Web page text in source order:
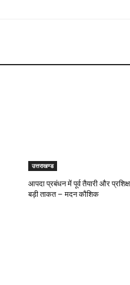
उत्तराखण्ड
आपदा प्रबंधन में पूर्व तैयारी और
बड़ी ताकत – मदन कौशिक